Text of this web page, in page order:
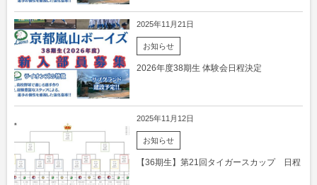
2025年11月21日
お知らせ
2026年度38期生 体験会日程決定
2025年11月12日
お知らせ
【36期生】第21回タイガースカップ 日程